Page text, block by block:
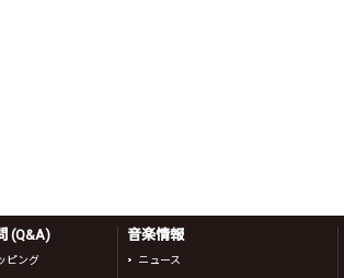
(Q&A)
ピング
音楽情報
ニュース